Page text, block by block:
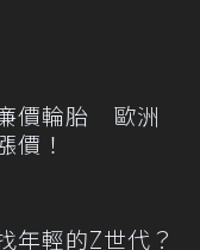
價輪胎 歐洲
價！
年輕的Z世代？